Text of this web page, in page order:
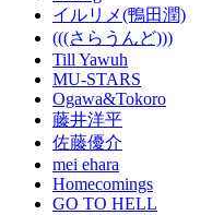
イルリメ(鴨田潤)
(((さらうんど)))
Till Yawuh
MU-STARS
Ogawa&Tokoro
藤井洋平
佐藤優介
mei ehara
Homecomings
GO TO HELL